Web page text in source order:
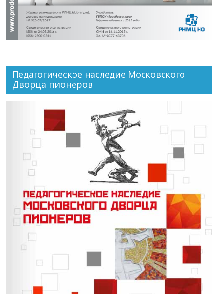
Педагогическое наследие Московского
Дворца пионеров